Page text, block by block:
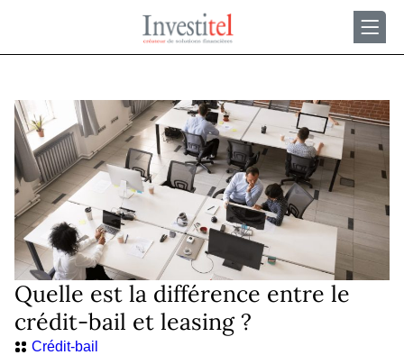
Quelle est la différence entre le
crédit-bail et leasing ?
Crédit-bail